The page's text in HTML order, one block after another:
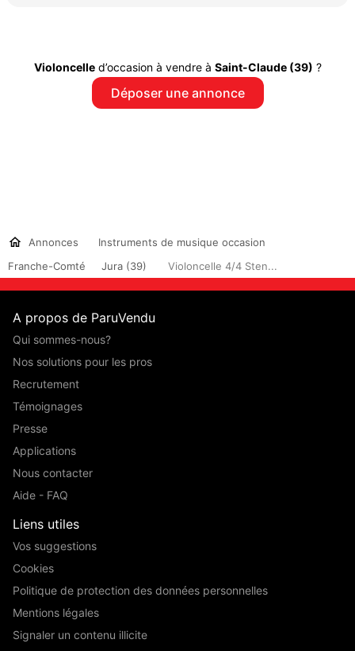
Violoncelled’occasion à vendre à Saint-Claude (39) ?
Déposer une annonce
Annonces
Instruments de musique occasion
Franche-Comté
Jura (39) Violoncelle 4/4 Sten...
A propos de ParuVendu
Qui sommes-nous?
Nos solutions pour les pros
Recrutement
Témoignages
Presse
Applications
Nous contacter
Aide - FAQ
Liens utiles
Vos suggestions
Cookies
Politique de protection des données personnelles
Mentions légales
Signaler un contenu illicite